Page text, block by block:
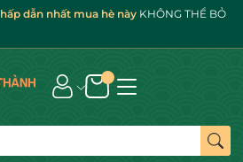
30/4 - 1/5 hấp dẫn nhất mua hè này KHÔNG THỂ BỎ